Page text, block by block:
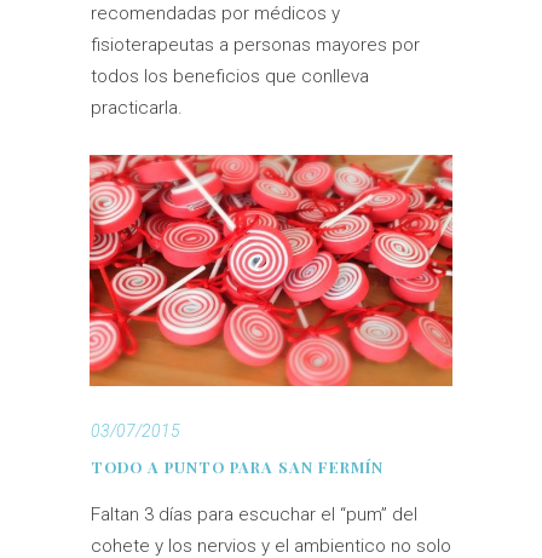
recomendadas por médicos y
fisioterapeutas a personas mayores por
todos los beneficios que conlleva
practicarla.
03/07/2015
TODO A PUNTO PARA SAN FERMÍN
Faltan 3 días para escuchar el “pum” del
cohete y los nervios y el ambientico no solo